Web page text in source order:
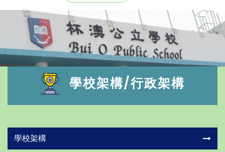
學校架構/行政架構
學校架構